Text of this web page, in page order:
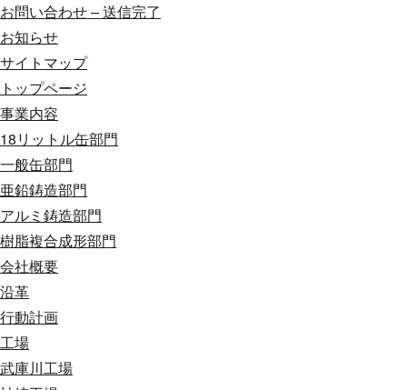
お問い合わせ – 送信完了
お知らせ
サイトマップ
トップページ
事業内容
18リットル缶部門
一般缶部門
亜鉛鋳造部門
アルミ鋳造部門
樹脂複合成形部門
会社概要
沿革
行動計画
工場
武庫川工場